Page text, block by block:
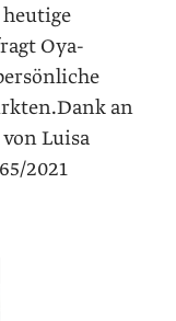
Oya-
an
Luisa
2021